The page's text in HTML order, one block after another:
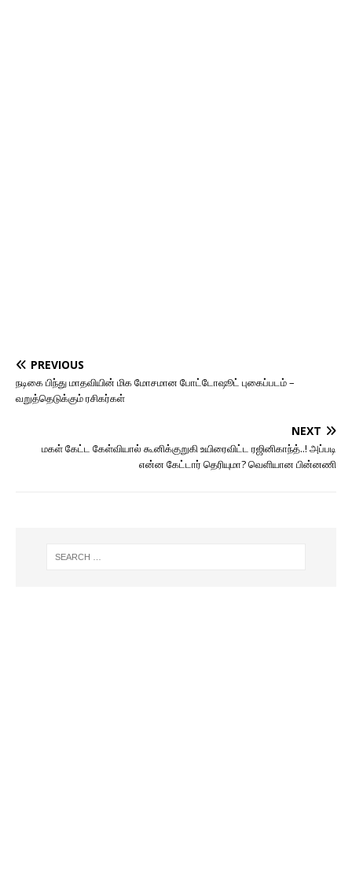
PREVIOUS
நடிகை பிந்து மாதவியின் மிக மோசமான போட்டோஷூட் புகைப்படம் –
வறுத்தெடுக்கும் ரசிகர்கள்
NEXT
மகள் கேட்ட கேள்வியால் கூனிக்குறுகி உயிரைவிட்ட ரஜினிகாந்த்..! அப்படி
என்ன கேட்டார் தெரியுமா? வெளியான பின்னணி